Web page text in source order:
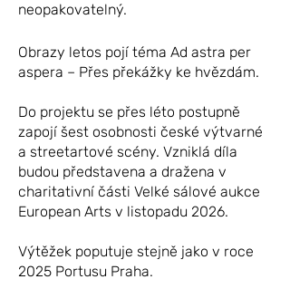
neopakovatelný.
Obrazy letos pojí téma Ad astra per
aspera – Přes překážky ke hvězdám.
Do projektu se přes léto postupně
zapojí šest osobnosti české výtvarné
a streetartové scény. Vzniklá díla
budou představena a dražena v
charitativní části Velké sálové aukce
European Arts v listopadu 2026.
Výtěžek poputuje stejně jako v roce
2025 Portusu Praha.